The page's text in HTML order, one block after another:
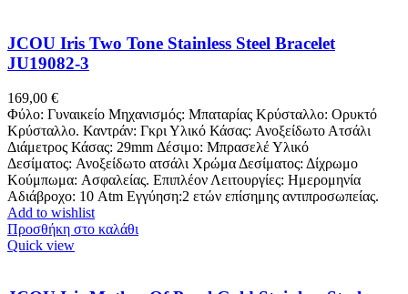
JCOU Iris Two Tone Stainless Steel Bracelet
JU19082-3
169,00 €
Φύλο: Γυναικείο Μηχανισμός: Μπαταρίας Κρύσταλλο: Ορυκτό
Κρύσταλλο. Καντράν: Γκρι Υλικό Κάσας: Ανοξείδωτο Ατσάλι
Διάμετρος Κάσας: 29mm Δέσιμο: Μπρασελέ Υλικό
Δεσίματος: Ανοξείδωτο ατσάλι Χρώμα Δεσίματος: Δίχρωμο
Κούμπωμα: Ασφαλείας. Επιπλέον Λειτουργίες: Ημερομηνία
Αδιάβροχο: 10 Atm Εγγύηση:2 ετών επίσημης αντιπροσωπείας.
Add to wishlist
Προσθήκη στο καλάθι
Quick view